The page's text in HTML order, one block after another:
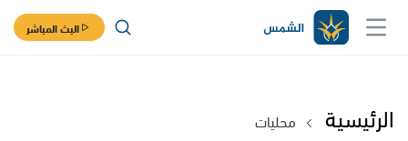
البث المباشر
الرئيسية محليات